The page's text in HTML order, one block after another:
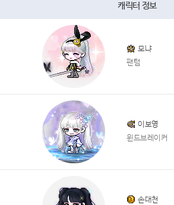
캐릭터 정보
모냐
팬텀
이보영
윈드브레이커
손대천